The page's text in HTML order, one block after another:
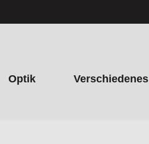
Optik Verschiedenes